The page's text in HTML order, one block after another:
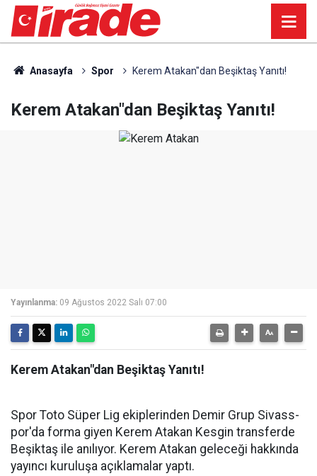
Anasayfa Spor Kerem Ata­kan"dan Be­şik­taş Ya­nı­tı!
Kerem Ata­kan"dan Be­şik­taş Ya­nı­tı!
Yayınlanma: 09 Ağustos 2022 Salı 07:00
Kerem Ata­kan"dan Be­şik­taş Ya­nı­tı!
Spor Toto Süper Lig ekip­le­rin­den Demir Grup Si­vass­
por'da forma giyen Kerem Ata­kan Kesgin trans­fer­de
Be­şik­taş ile anı­lı­yor. Kerem Ata­kan ge­le­ce­ği hak­kın­da
ya­yın­cı ku­ru­lu­şa açık­la­ma­lar yaptı.